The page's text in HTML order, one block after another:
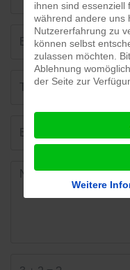
ihnen sind essenziell
während andere uns
Nutzererfahrung zu
können selbst
zulassen möchten.
Ablehnung
der Seite zur
Weitere